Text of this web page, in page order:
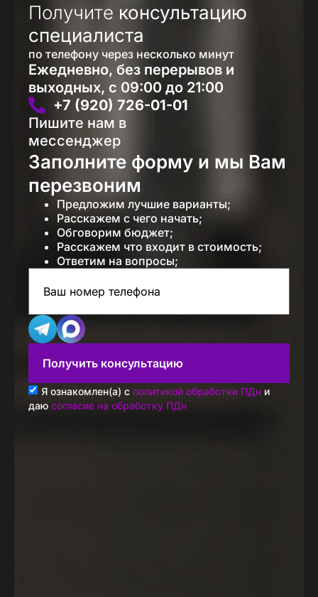
Получите консультацию
специалиста
по телефону через несколько минут
Ежедневно, без перерывов и
выходных, с 09:00 до 21:00
+7 (920) 726-01-01
Пишите нам в
мессенджер
Заполните форму и мы Вам
перезвоним
Предложим лучшие варианты;
Расскажем с чего начать;
Обговорим бюджет;
Расскажем что входит в стоимость;
Ответим на вопросы;
Получить консультацию
Я ознакомлен(а) с политикой обработки ПДн и
даю согласие на обработку ПДн